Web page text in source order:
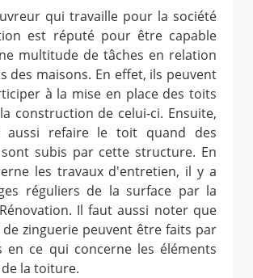
qui travaille pour la société
est réputé pour être capable
multitude de tâches en relation
des maisons. En effet, ils peuvent
à la mise en place des toits
construction de celui-ci. Ensuite,
aussi refaire le toit quand des
subis par cette structure. En
les travaux d'entretien, il y a
réguliers de la surface par la
Il faut aussi noter que
zinguerie peuvent être faits par
en ce qui concerne les éléments
la toiture.